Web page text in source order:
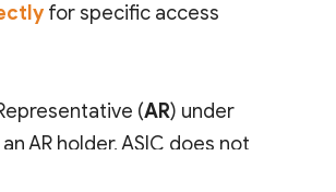
for specific access
(AR) under
AR holder,ASIC does not